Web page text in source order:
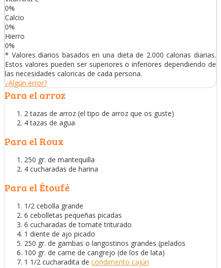
0%
Calcio
0%
Hierro
0%
* Valores diarios basados en una dieta de 2.000 calorias diarias.
Estos valores pueden ser superiores o inferiores dependiendo de
las necesidades caloricas de cada persona.
¿Algún error?
Para el arroz
2 tazas de arroz (el tipo de arroz que os guste)
4 tazas de agua
Para el Roux
250 gr. de mantequilla
4 cucharadas de harina
Para el Étoufé
1/2 cebolla grande
6 cebolletas pequeñas picadas
6 cucharadas de tomate triturado
1 diente de ajo picado
250 gr. de gambas o langostinos grandes (pelados
100 gr. de carne de cangrejo (de los de lata)
1 1/2 cucharadita de condimento cajún